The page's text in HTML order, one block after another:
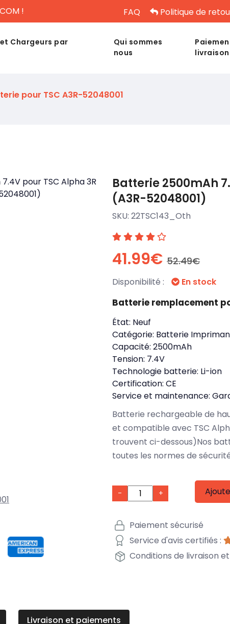
! FAQ Politique de
Chargeurs par
Qui sommes
nous
livraison
pour TSC A3R-52048001
Batterie 2500mAh
(A3R-52048001)
SKU: 22TSC143_Oth
41.99€ 52.49€
Disponibilité : En stock
Batterie remplacement
État: Neuf
Catégorie: Batterie
Capacité: 2500mAh
Tension: 7.4V
Technologie batterie: Li-ion
Certification: CE
Service et maintenance:
Batterie rechargeable de
et compatible avec TSC
trouvent ci-dessous)Nos
toutes les normes de
- +
Paiement sécurisé
Service d'avis certifiés :
Conditions de livraison
Livraison et paiements